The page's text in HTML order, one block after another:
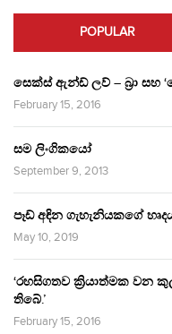
POPULAR
සෙක්ස් ඇන්ඩ් ලව් – බ්‍රා සහ
February 15, 2016
සම ලිංගිකයෝ
September 9, 2013
පෑඩ් අඳින ගැහැනියකගේ
May 10, 2019
‘රහසිගතව ක්‍රියාත්මක වන
තිබේ.’
February 15, 2016